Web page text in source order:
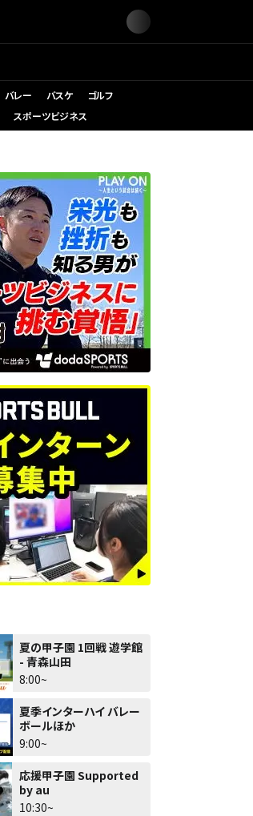
バレー バスケ
ゴルフ
スポーツビジネス
夏の甲子園 1回戦 遊学館
- 青森山田
8:00~
夏季インターハイ バレー
ボールほか
9:00~
応援甲子園 Supported
by au
10:30~